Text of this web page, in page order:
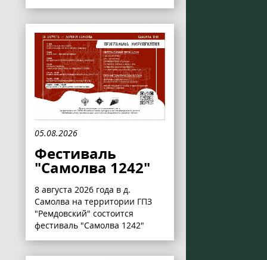
05.08.2026
Фестиваль
"Самолва 1242"
8 августа 2026 года в д.
Самолва на территории ГПЗ
"Ремдовский" состоится
фестиваль "Самолва 1242"